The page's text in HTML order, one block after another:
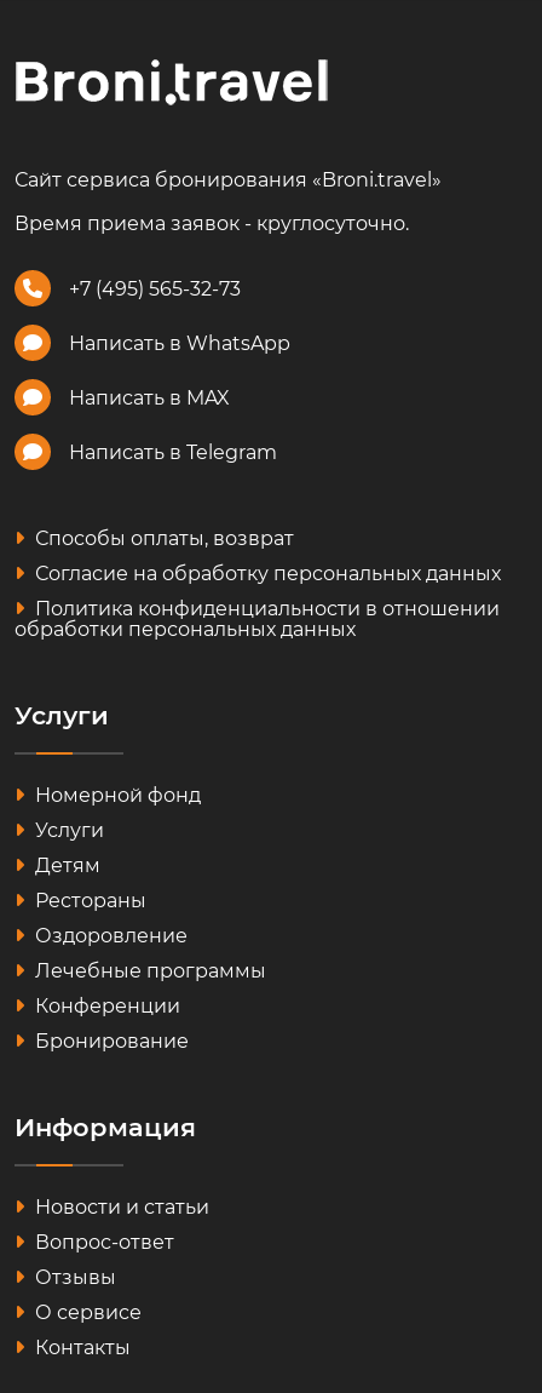
Сайт сервиса бронирования «Broni.travel»
Время приема заявок - круглосуточно.
+7 (495) 565-32-73
Написать в WhatsApp
Написать в MAX
Написать в Telegram
Способы оплаты, возврат
Согласие на обработку персональных данных
Политика конфиденциальности в отношении
обработки персональных данных
Услуги
Номерной фонд
Услуги
Детям
Рестораны
Оздоровление
Лечебные программы
Конференции
Бронирование
Информация
Новости и статьи
Вопрос-ответ
Отзывы
О сервисе
Контакты